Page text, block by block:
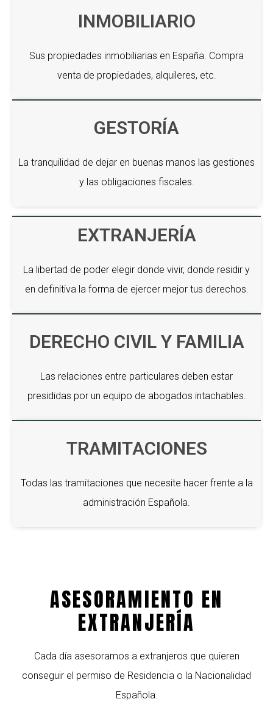
INMOBILIARIO
Sus propiedades inmobiliarias en España. Compra
venta de propiedades, alquileres, etc.
GESTORÍA
La tranquilidad de dejar en buenas manos las gestiones
y las obligaciones fiscales.
EXTRANJERÍA
La libertad de poder elegir donde vivir, donde residir y
en definitiva la forma de ejercer mejor tus derechos.
DERECHO CIVIL Y FAMILIA
Las relaciones entre particulares deben estar
presididas por un equipo de abogados intachables.
TRAMITACIONES
Todas las tramitaciones que necesite hacer frente a la
administración Española.
ASESORAMIENTO EN
EXTRANJERÍA
Cada día asesoramos a extranjeros que quieren
conseguir el permiso de Residencia o la Nacionalidad
Española.